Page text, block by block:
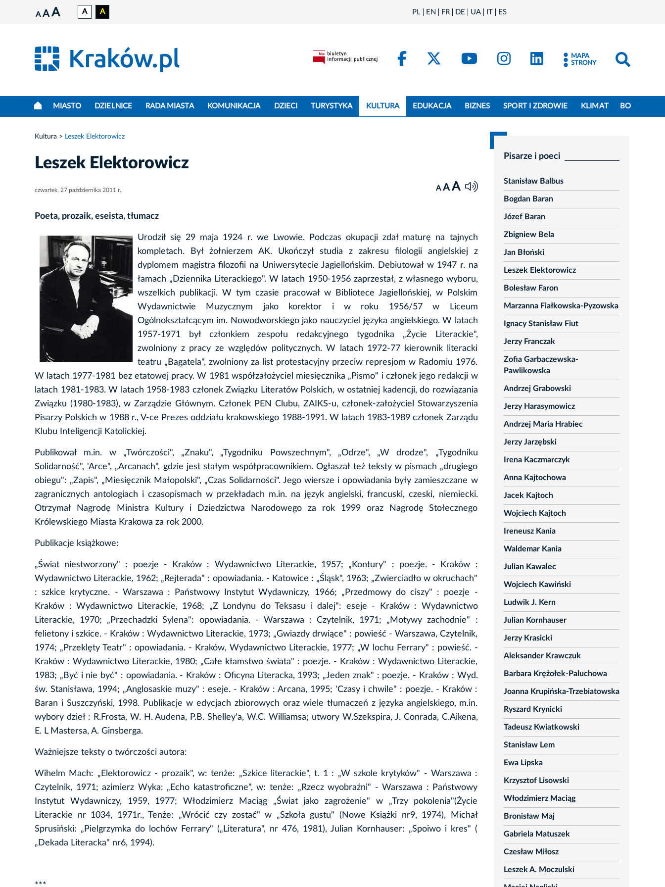
A A A A A PL EN FR DE UA IT ES
FacebookKraków - X
Kraków - YouTube
Kraków - Instagram
Kraków - LinkedIn
MAPA
STRONY
MIASTO DZIELNICE RADA MIASTA KOMUNIKACJA DZIECI TURYSTYKA KULTURA EDUKACJA BIZNES SPORT I ZDROWIE KLIMAT BO
Kultura Leszek Elektorowicz
Leszek Elektorowicz
czwartek, 27 października 2011 r. A A A
Poeta, prozaik, eseista, tłumacz
Urodził się 29 maja 1924 r. we Lwowie. Podczas okupacji zdał maturę na tajnych
kompletach. Był żołnierzem AK. Ukończył studia z zakresu filologii angielskiej z
dyplomem magistra filozofii na Uniwersytecie Jagiellońskim. Debiutował w 1947 r. na
łamach „Dziennika Literackiego". W latach 1950-1956 zaprzestał, z własnego wyboru,
wszelkich publikacji. W tym czasie pracował w Bibliotece Jagiellońskiej, w Polskim
Wydawnictwie Muzycznym jako korektor i w roku 1956/57 w Liceum
Ogólnokształcącym im. Nowodworskiego jako nauczyciel języka angielskiego. W latach
1957-1971 był członkiem zespołu redakcyjnego tygodnika „Życie Literackie",
zwolniony z pracy ze względów politycznych. W latach 1972-77 kierownik literacki
teatru „Bagatela", zwolniony za list protestacyjny przeciw represjom w Radomiu 1976.
W latach 1977-1981 bez etatowej pracy. W 1981 współzałożyciel miesięcznika „Pismo" i członek jego redakcji w
latach 1981-1983. W latach 1958-1983 członek Związku Literatów Polskich, w ostatniej kadencji, do rozwiązania
Związku (1980-1983), w Zarządzie Głównym. Członek PEN Clubu, ZAIKS-u, członek-założyciel Stowarzyszenia
Pisarzy Polskich w 1988 r., V-ce Prezes oddziału krakowskiego 1988-1991. W latach 1983-1989 członek Zarządu
Klubu Inteligencji Katolickiej.
Publikował m.in. w „Twórczości", „Znaku", „Tygodniku Powszechnym", „Odrze", „W drodze", „Tygodniku
Solidarność", 'Arce", „Arcanach", gdzie jest stałym współpracownikiem. Ogłaszał też teksty w pismach „drugiego
obiegu": „Zapis", „Miesięcznik Małopolski", „Czas Solidarności". Jego wiersze i opowiadania były zamieszczane w
zagranicznych antologiach i czasopismach w przekładach m.in. na język angielski, francuski, czeski, niemiecki.
Otrzymał Nagrodę Ministra Kultury i Dziedzictwa Narodowego za rok 1999 oraz Nagrodę Stołecznego
Królewskiego Miasta Krakowa za rok 2000.
Publikacje książkowe:
„Świat niestworzony" : poezje - Kraków : Wydawnictwo Literackie, 1957; „Kontury" : poezje. - Kraków :
Wydawnictwo Literackie, 1962; „Rejterada" : opowiadania. - Katowice : „Śląsk", 1963; „Zwierciadło w okruchach"
: szkice krytyczne. - Warszawa : Państwowy Instytut Wydawniczy, 1966; „Przedmowy do ciszy" : poezje -
Kraków : Wydawnictwo Literackie, 1968; „Z Londynu do Teksasu i dalej": eseje - Kraków : Wydawnictwo
Literackie, 1970; „Przechadzki Sylena": opowiadania. - Warszawa : Czytelnik, 1971; „Motywy zachodnie" :
felietony i szkice. - Kraków : Wydawnictwo Literackie, 1973; „Gwiazdy drwiące" : powieść - Warszawa, Czytelnik,
1974; „Przeklęty Teatr" : opowiadania. - Kraków, Wydawnictwo Literackie, 1977; „W lochu Ferrary" : powieść. -
Kraków : Wydawnictwo Literackie, 1980; „Całe kłamstwo świata" : poezje. - Kraków : Wydawnictwo Literackie,
1983; „Być i nie być" : opowiadania. - Kraków : Oficyna Literacka, 1993; „Jeden znak" : poezje. - Kraków : Wyd.
św. Stanisława, 1994; „Anglosaskie muzy" : eseje. - Kraków : Arcana, 1995; 'Czasy i chwile" : poezje. - Kraków :
Baran i Suszczyński, 1998. Publikacje w edycjach zbiorowych oraz wiele tłumaczeń z języka angielskiego, m.in.
wybory dzieł : R.Frosta, W. H. Audena, P.B. Shelley'a, W.C. Williamsa; utwory W.Szekspira, J. Conrada, C.Aikena,
E. L Mastersa, A. Ginsberga.
Ważniejsze teksty o twórczości autora:
Wihelm Mach: „Elektorowicz - prozaik", w: tenże: „Szkice literackie", t. 1 : „W szkole krytyków" - Warszawa :
Czytelnik, 1971; azimierz Wyka: „Echo katastroficzne", w: tenże: „Rzecz wyobraźni" - Warszawa : Państwowy
Instytut Wydawniczy, 1959, 1977; Włodzimierz Maciąg „Świat jako zagrożenie" w „Trzy pokolenia"(Życie
Literackie nr 1034, 1971r., Tenże: „Wrócić czy zostać" w „Szkoła gustu" (Nowe Książki nr9, 1974), Michał
Sprusiński: „Pielgrzymka do lochów Ferrary" („Literatura", nr 476, 1981), Julian Kornhauser: „Spoiwo i kres" (
„Dekada Literacka" nr6, 1994).
Pisarze i poeci
Stanisław Balbus
Bogdan Baran
Józef Baran
Zbigniew Bela
Jan Błoński
Leszek Elektorowicz
Bolesław Faron
Marzanna Fiałkowska-Pyzowska
Ignacy Stanisław Fiut
Jerzy Franczak
Zofia Garbaczewska-
Pawlikowska
Andrzej Grabowski
Jerzy Harasymowicz
Andrzej Maria Hrabiec
Jerzy Jarzębski
Irena Kaczmarczyk
Anna Kajtochowa
Jacek Kajtoch
Wojciech Kajtoch
Ireneusz Kania
Waldemar Kania
Julian Kawalec
Wojciech Kawiński
Ludwik J. Kern
Julian Kornhauser
Jerzy Krasicki
Aleksander Krawczuk
Barbara Krężołek-Paluchowa
Joanna Krupińska-Trzebiatowska
Ryszard Krynicki
Tadeusz Kwiatkowski
Stanisław Lem
Ewa Lipska
Krzysztof Lisowski
Włodzimierz Maciąg
Bronisław Maj
Gabriela Matuszek
Czesław Miłosz
Leszek A. Moczulski